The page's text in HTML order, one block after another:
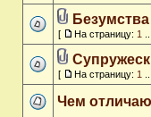
[ На страницу: 1
[ На страницу: 1
Чем